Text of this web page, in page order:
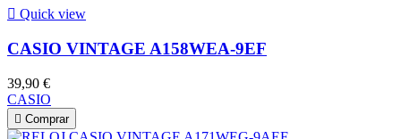
 Quick view
CASIO VINTAGE A158WEA-9EF
39,90 €
CASIO
 Comprar